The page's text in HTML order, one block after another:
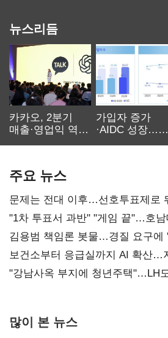
뉴스리듬
카카오, 2분기
매출·영업익 역대
가입자 증가
·AIDC 성장…
주요 뉴스
문제는 전대 이후…선호투표제로
불복'
"1차 투표서 과반" "게임 끝"…호
김용범 책임론 봇물…경질 요구에
보건소부터 응급실까지 AI 확산…
"강남사옥 부지에 청년주택"…LH
많이 본 뉴스